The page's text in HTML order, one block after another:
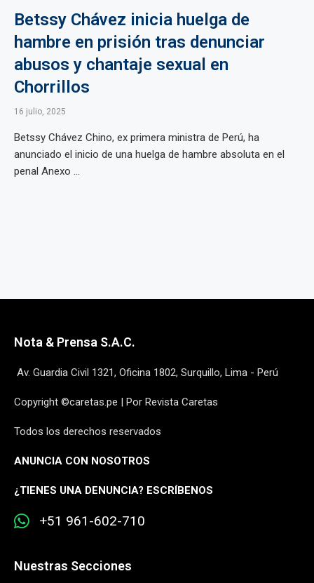
Betssy Chávez inicia huelga de
hambre en prisión tras denunciar
abusos y chantaje sexual en
Chorrillos
16 julio, 2025
Betssy Chávez Chino, ex primera ministra de Perú, ha
anunciado el inicio de una huelga de hambre absoluta en el
penal Anexo ...
Nota & Prensa S.A.C.
Av. Guardia Civil 1321, Oficina 1802, Surquillo, Lima - Perú
Copyright ©caretas.pe | Por Revista Caretas
Todos los derechos reservados
ANUNCIA CON NOSOTROS
¿TIENES UNA DENUNCIA? ESCRÍBENOS
+51 961-602-710
Nuestras Secciones